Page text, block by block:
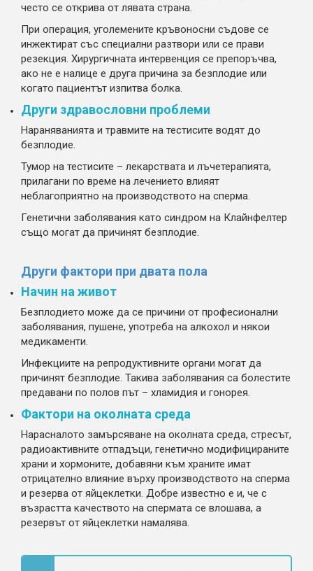
често се открива от лявата страна.
При операция, уголемените кръвоносни съдове се
инжектират със специални разтвори или се прави
резекция. Хирургичната интервенция се препоръчва,
ако не е налице е друга причина за безплодие или
когато пациентът изпитва болка.
Други здравословни проблеми
Нараняванията и травмите на тестисите водят до
безплодие.
Тумор на тестисите – лекарствата и лъчетерапията,
прилагани по време на лечението влияят
неблагоприятно на производството на сперма.
Генетични заболявания като синдром на Клайнфелтер
също могат да причинят безплодие.
Други фактори при двата пола
Начин на живот
Безплодието може да се причини от професионални
заболявания, пушене, употреба на алкохол и някои
медикаменти.
Инфекциите на репродуктивните органи могат да
причинят безплодие. Такива заболявания са болестите
предавани по полов път – хламидия и гонорея.
Фактори на околната среда
Нарасналото замърсяване на околната среда, стресът,
радиоактивните отпадъци, генетично модифицираните
храни и хормоните, добавяни към храните имат
отрицателно влияние върху производството на сперма
и резерва от яйцеклетки. Добре известно е и, че с
възрастта качеството на спермата се влошава, а
резервът от яйцеклетки намалява.